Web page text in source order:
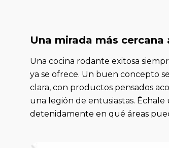
Una mirada más
Una cocina rodante exitosa
ya se ofrece. Un buen concepto
clara, con productos pensados
una legión de entusiastas.
detenidamente en qué áreas